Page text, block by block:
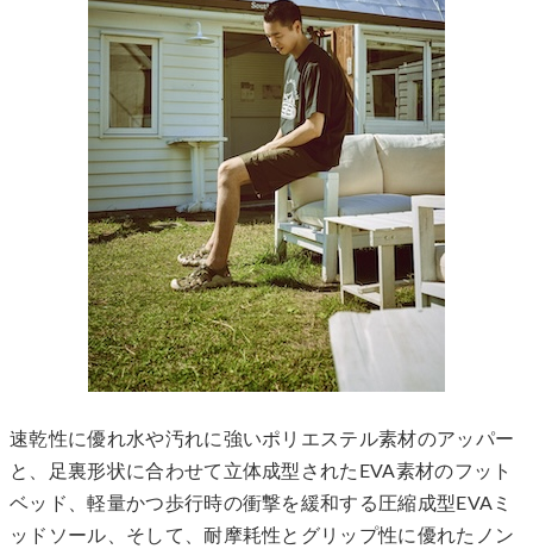
速乾性に優れ水や汚れに強いポリエステル素材のアッパー
と、足裏形状に合わせて立体成型されたEVA素材のフット
ベッド、軽量かつ歩行時の衝撃を緩和する圧縮成型EVAミ
ッドソール、そして、耐摩耗性とグリップ性に優れたノン